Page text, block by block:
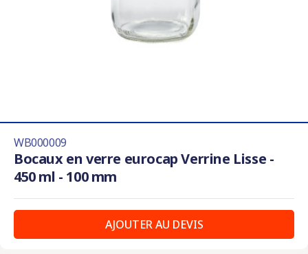
WB000009
Bocaux en verre eurocap Verrine Lisse -
450 ml - 100 mm
AJOUTER AU DEVIS